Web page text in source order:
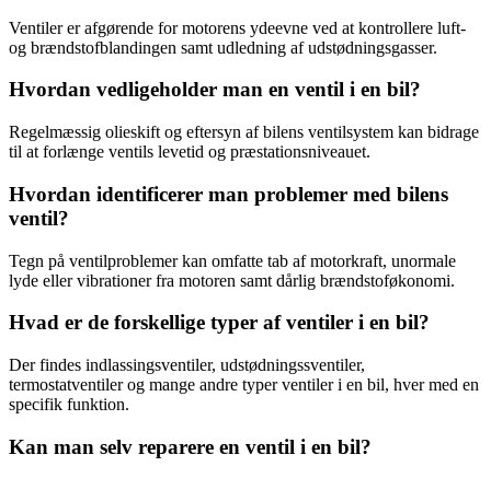
Ventiler er afgørende for motorens ydeevne ved at kontrollere luft-
og brændstofblandingen samt udledning af udstødningsgasser.
Hvordan vedligeholder man en ventil i en bil?
Regelmæssig olieskift og eftersyn af bilens ventilsystem kan bidrage
til at forlænge ventils levetid og præstationsniveauet.
Hvordan identificerer man problemer med bilens
ventil?
Tegn på ventilproblemer kan omfatte tab af motorkraft, unormale
lyde eller vibrationer fra motoren samt dårlig brændstoføkonomi.
Hvad er de forskellige typer af ventiler i en bil?
Der findes indlassingsventiler, udstødningssventiler,
termostatventiler og mange andre typer ventiler i en bil, hver med en
specifik funktion.
Kan man selv reparere en ventil i en bil?